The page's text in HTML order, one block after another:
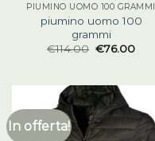
PIUMINO UOMO 100 GRAMMI
piumino uomo 100
grammi
€114.00 €76.00
In offerta!